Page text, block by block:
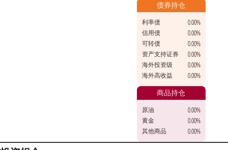
债券持仓
利率债
0.00%
信用债
0.00%
可转债
0.00%
资产支持证券
0.00%
海外投资级
0.00%
海外高收益
0.00%
商品持仓
原油
0.00%
黄金
0.00%
其他商品
0.00%